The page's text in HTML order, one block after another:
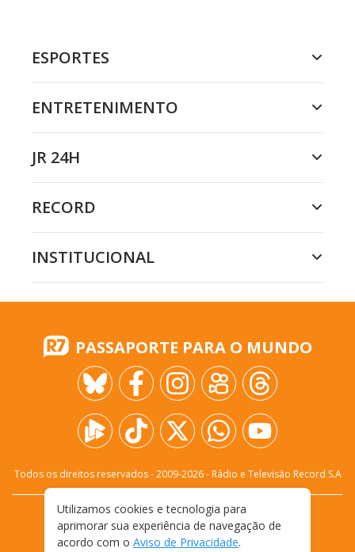
ESPORTES
ENTRETENIMENTO
JR 24H
RECORD
INSTITUCIONAL
PASSAPORTE PARA O MUNDO
Todos os direitos reservados - 2009-2026- Rádio e Televisão Record S.A
FALE CONOSCO
PRIVACIDADE
TERMOS E CONDIÇÕES DE USO
Utilizamos cookies e tecnologia para
aprimorar sua experiência de navegação de
acordo com o Aviso de Privacidade.